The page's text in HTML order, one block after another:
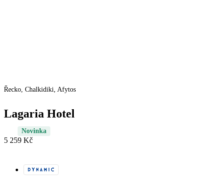
Řecko, Chalkidiki, Afytos
Lagaria Hotel
Novinka
5 259 Kč